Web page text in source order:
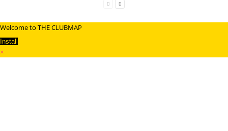
Welcome to THE CLUBMAP
Install
×